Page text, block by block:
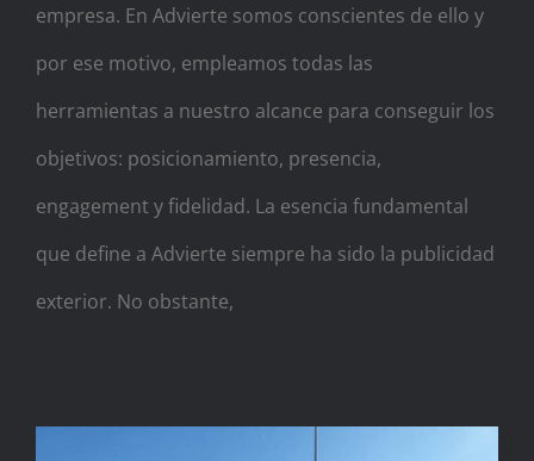
empresa. En Advierte somos conscientes de ello y
por ese motivo, empleamos todas las
herramientas a nuestro alcance para conseguir los
objetivos: posicionamiento, presencia,
engagement y fidelidad. La esencia fundamental
que define a Advierte siempre ha sido la publicidad
exterior. No obstante,